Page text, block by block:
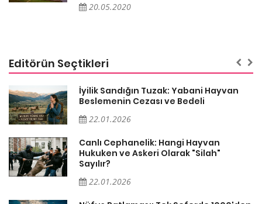
20.05.2020
Editörün Seçtikleri
İyilik Sandığın Tuzak: Yabani Hayvan
Beslemenin Cezası ve Bedeli
22.01.2026
Canlı Cephanelik: Hangi Hayvan
Hukuken ve Askeri Olarak "Silah"
Sayılır?
22.01.2026